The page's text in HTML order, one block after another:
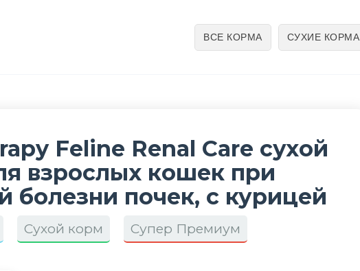
ВСЕ КОРМА СУХИЕ КОРМА
Feline Renal Care сухой
взрослых кошек при
болезни почек, с курицей
Сухой корм Супер Премиум